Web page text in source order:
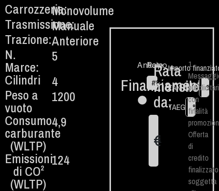
Carrozzeria:Monovolume
Trasmissione:Manuale
Trazione:Anteriore
N.
Marce:
5
Cilindri
4
Peso a
vuoto
1200
Consumo
carburante
(WLTP)
4,9
Emissioni
di CO²
(WLTP)​
124
Finanziamento
Anticipo
€
Rate
#84
Rata
mensile
da:
€
1
Importo
TAN Fisso
%
TAEG
%
1.
con
finalità
Offerta
di
credito
finalizzato
soggetta